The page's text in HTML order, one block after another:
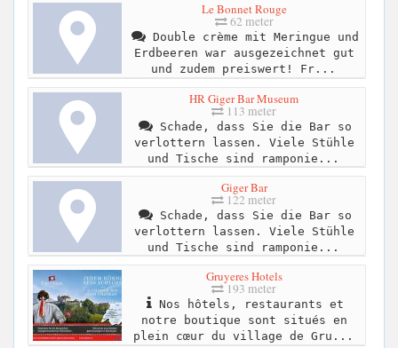
Le Bonnet Rouge
62 meter
Double crème mit Meringue und
Erdbeeren war ausgezeichnet gut
und zudem preiswert! Fr...
HR Giger Bar Museum
113 meter
Schade, dass Sie die Bar so
verlottern lassen. Viele Stühle
und Tische sind ramponie...
Giger Bar
122 meter
Schade, dass Sie die Bar so
verlottern lassen. Viele Stühle
und Tische sind ramponie...
Gruyeres Hotels
193 meter
Nos hôtels, restaurants et
notre boutique sont situés en
plein cœur du village de Gru...